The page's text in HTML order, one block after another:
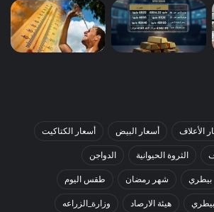
الأعلاف أسعار البيض أسعار الكتاكيت
الثروة الحيوانية الدواجن
بيطري شهر رمضان طقس اليوم
بيطري هيئة الارصاد وزارة_الزراعه